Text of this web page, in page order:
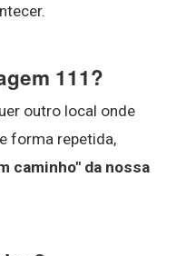
111?
outro local onde
forma repetida,
caminho" da nossa